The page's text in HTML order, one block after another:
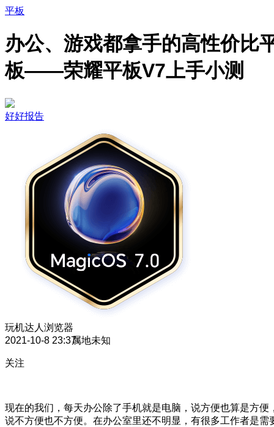
平板
办公、游戏都拿手的高性价比
板——荣耀平板V7上手小测
好好报告
玩机达人 浏览器
2021-10-8 23:37属地未知
关注
现在的我们，每天办公除了手机就是电脑，说方便也算是方便
说不方便也不方便。在办公室里还不明显，有很多工作者是需